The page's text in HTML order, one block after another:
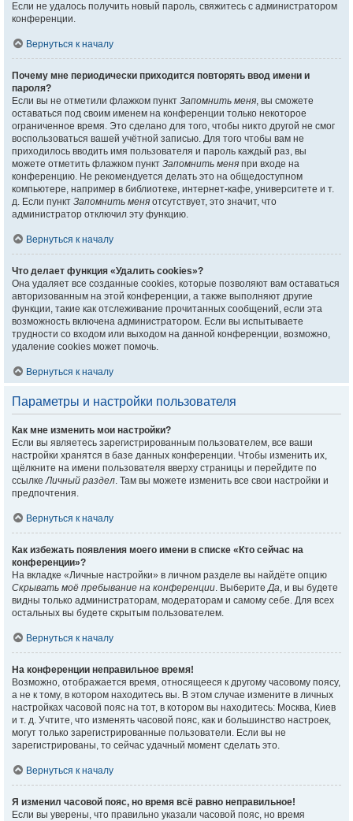
Если не удалось получить новый пароль, свяжитесь с администратором
конференции.
Вернуться к началу
Почему мне периодически приходится повторять ввод имени и
пароля?
Если вы не отметили флажком пункт Запомнить меня, вы сможете
оставаться под своим именем на конференции только некоторое
ограниченное время. Это сделано для того, чтобы никто другой не смог
воспользоваться вашей учётной записью. Для того чтобы вам не
приходилось вводить имя пользователя и пароль каждый раз, вы
можете отметить флажком пункт Запомнить меня при входе на
конференцию. Не рекомендуется делать это на общедоступном
компьютере, например в библиотеке, интернет-кафе, университете и т.
д. Если пункт Запомнить меня отсутствует, это значит, что
администратор отключил эту функцию.
Вернуться к началу
Что делает функция «Удалить cookies»?
Она удаляет все созданные cookies, которые позволяют вам оставаться
авторизованным на этой конференции, а также выполняют другие
функции, такие как отслеживание прочитанных сообщений, если эта
возможность включена администратором. Если вы испытываете
трудности со входом или выходом на данной конференции, возможно,
удаление cookies может помочь.
Вернуться к началу
Параметры и настройки пользователя
Как мне изменить мои настройки?
Если вы являетесь зарегистрированным пользователем, все ваши
настройки хранятся в базе данных конференции. Чтобы изменить их,
щёлкните на имени пользователя вверху страницы и перейдите по
ссылкеЛичный раздел. Там вы можете изменить все свои настройки и
предпочтения.
Вернуться к началу
Как избежать появления моего имени в списке «Кто сейчас на
конференции»?
На вкладке «Личные настройки» в личном разделе вы найдёте опцию
Скрывать моё пребывание на конференции. ВыберитеДа, и вы будете
видны только администраторам, модераторам и самому себе. Для всех
остальных вы будете скрытым пользователем.
Вернуться к началу
На конференции неправильное время!
Возможно, отображается время, относящееся к другому часовому поясу,
а не к тому, в котором находитесь вы. В этом случае измените в личных
настройках часовой пояс на тот, в котором вы находитесь: Москва, Киев
и т. д. Учтите, что изменять часовой пояс, как и большинство настроек,
могут только зарегистрированные пользователи. Если вы не
зарегистрированы, то сейчас удачный момент сделать это.
Вернуться к началу
Я изменил часовой пояс, но время всё равно неправильное!
Если вы уверены, что правильно указали часовой пояс, но время